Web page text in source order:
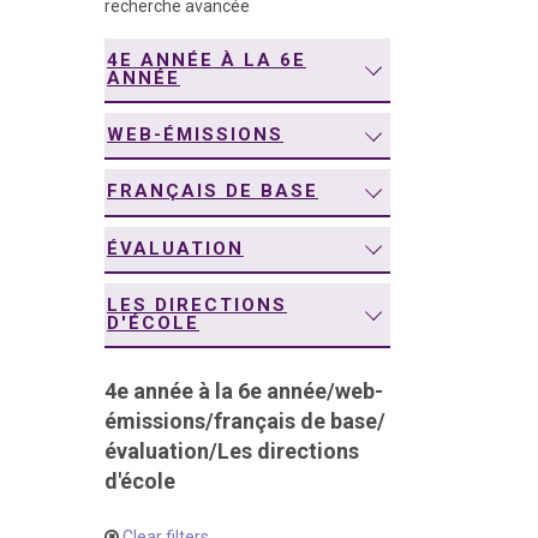
recherche avancée
4E ANNÉE À LA 6E
ANNÉE
WEB-ÉMISSIONS
FRANÇAIS DE BASE
ÉVALUATION
LES DIRECTIONS
D'ÉCOLE
4e année à la 6e année/web-
émissions/français de base/
évaluation/Les directions
d'école